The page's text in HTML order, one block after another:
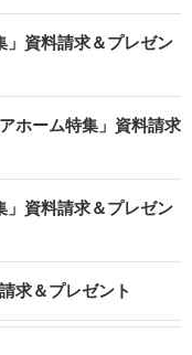
」資料請求＆プレゼン
ホーム特集」資料請求
」資料請求＆プレゼン
求＆プレゼント